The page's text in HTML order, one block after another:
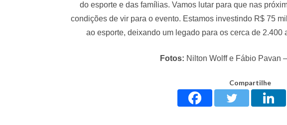
do esporte e das famílias. Vamos lutar para que nas
condições de vir para o evento. Estamos investindo R$ 75
ao esporte, deixando um legado para os cerca de 2.400
Fotos: Nilton Wolff e Fábio Pavan
Compartilhe